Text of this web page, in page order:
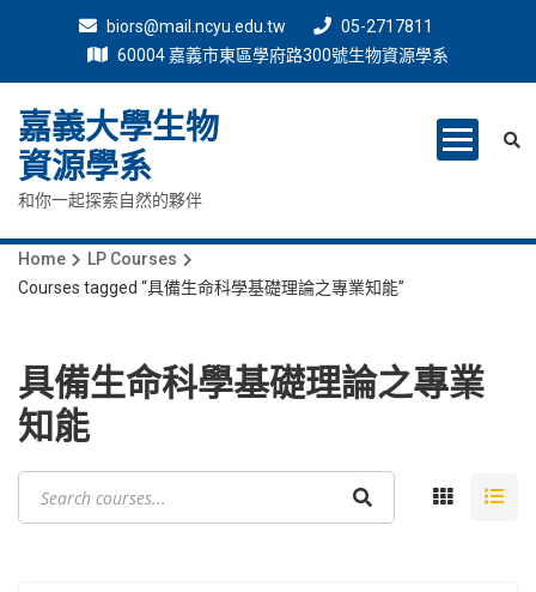
biors@mail.ncyu.edu.tw
05-2717811
60004 嘉義市東區學府路300號生物資源學系
嘉義大學生物
資源學系
和你一起探索自然的夥伴
Home
LP Courses
Courses tagged “具備生命科學基礎理論之專業知能”
具備生命科學基礎理論之專業
知能